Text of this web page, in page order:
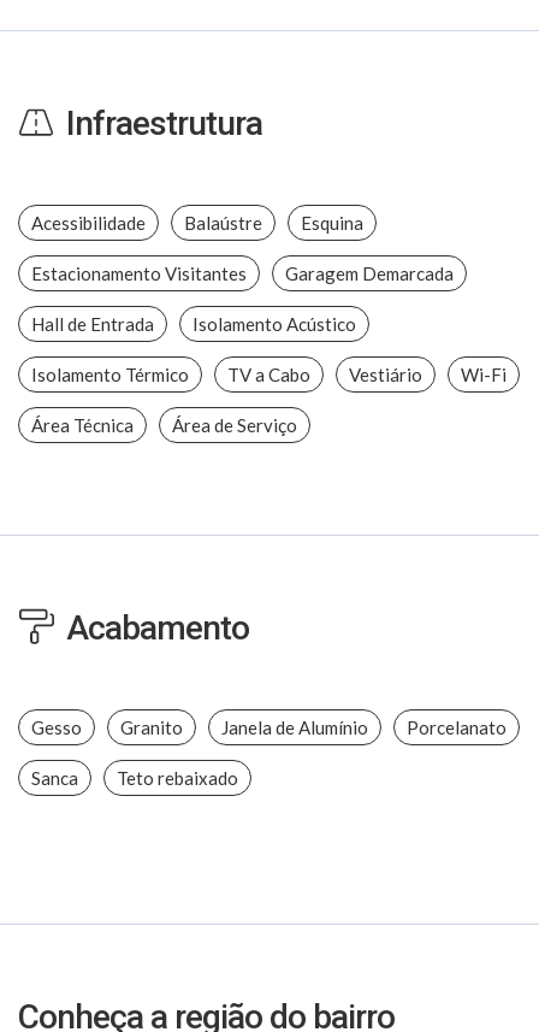
Infraestrutura
Acessibilidade Balaústre Esquina
Estacionamento Visitantes Garagem Demarcada
Hall de Entrada Isolamento Acústico
Isolamento Térmico TV a Cabo Vestiário Wi-Fi
Área Técnica Área de Serviço
Acabamento
Gesso Granito Janela de Alumínio Porcelanato
Sanca Teto rebaixado
Conheça a região do bairro